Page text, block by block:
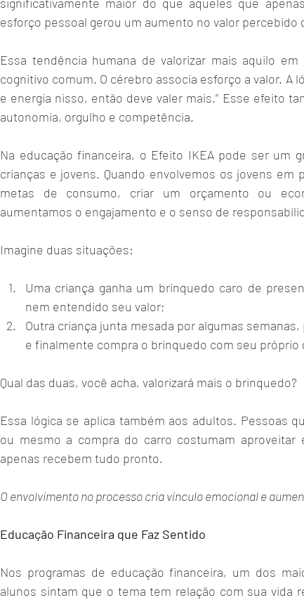
esforço pessoal gerou um aumento no valor percebido
Essa tendência humana de valorizar mais aquilo
cognitivo comum. O cérebro associa esforço a valor. A
e energia nisso, então deve valer mais.” Esse efeito
autonomia, orgulho e competência.
Na educação financeira, o Efeito IKEA pode ser um
crianças e jovens. Quando envolvemos os jovens
metas de consumo, criar um orçamento ou
aumentamos o engajamento e o senso de
Imagine duas situações:
Uma criança ganha um brinquedo caro de
nem entendido seu valor;
Outra criança junta mesada por algumas
e finalmente compra o brinquedo com seu próprio
Qual das duas, você acha, valorizará mais o brinquedo?
Essa lógica se aplica também aos adultos. Pessoas
ou mesmo a compra do carro costumam
apenas recebem tudo pronto.
O envolvimento no processo cria vínculo emocional e
Educação Financeira que Faz Sentido
Nos programas de educação financeira, um dos
alunos sintam que o tema tem relação com sua vida